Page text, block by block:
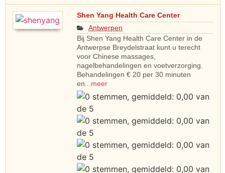
Shen Yang Health Care Center
Antwerpen
Bij Shen Yang Health Care Center in de
Antwerpse Breydelstraat kunt u terecht
voor Chinese massages,
nagelbehandelingen en voetverzorging.
Behandelingen € 20 per 30 minuten
en...meer